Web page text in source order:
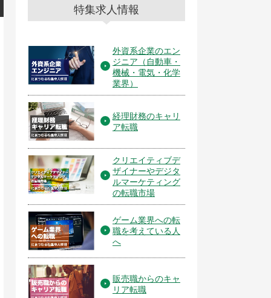
特集求人情報
外資系企業のエン
ジニア（自動車・
機械・電気・化学
業界）
経理財務のキャリ
ア転職
クリエイティブデ
ザイナーやデジタ
ルマーケティング
の転職市場
ゲーム業界への転
職を考えている人
へ
販売職からのキャ
リア転職